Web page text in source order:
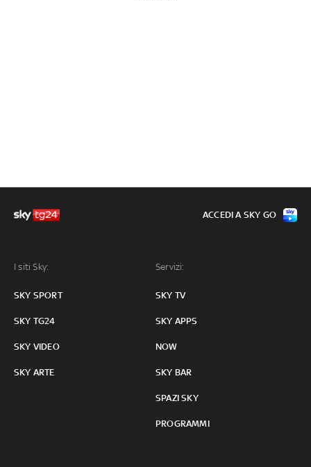
I siti Sky:
SKY SPORT
SKY TG24
SKY VIDEO
SKY ARTE
Servizi:
SKY TV
SKY APPS
NOW
SKY BAR
SPAZI SKY
PROGRAMMI
ACCEDI A SKY GO